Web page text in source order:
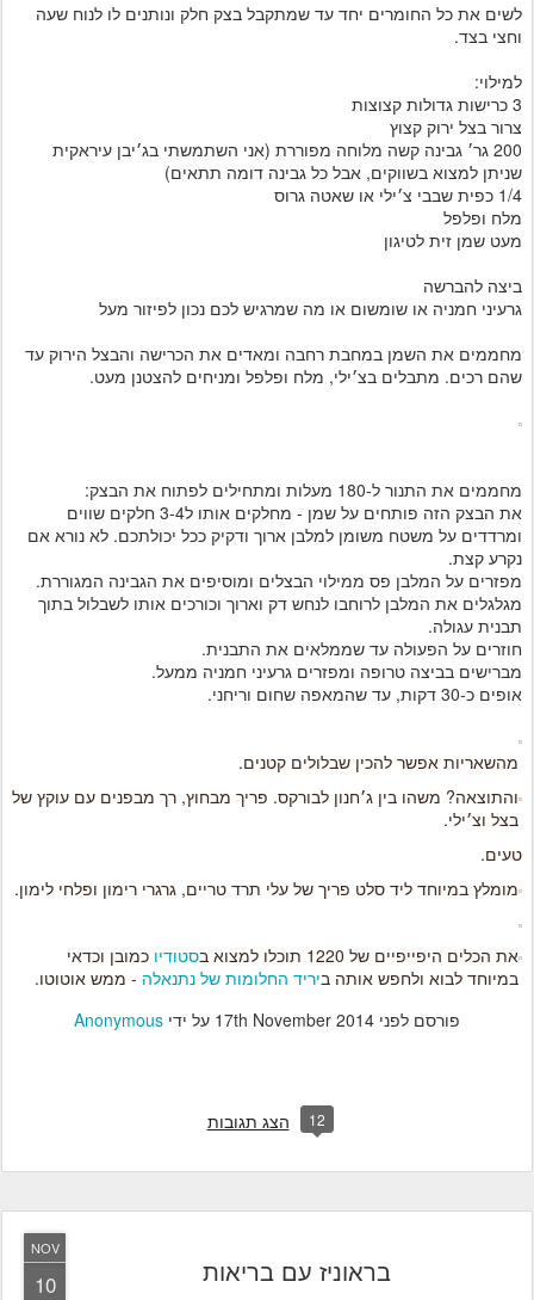
לשים את כל החומרים יחד עד שמתקבל בצק חלק ונותנים לו לנוח שעה
וחצי בצד.
למילוי:
3 כרישות גדולות קצוצות
צרור בצל ירוק קצוץ
200 גר׳ גבינה קשה מלוחה מפוררת (אני השתמשתי בג׳יבן עיראקית
שניתן למצוא בשווקים, אבל כל גבינה דומה תתאים)
1/4 כפית שבבי צ׳ילי או שאטה גרוס
מלח ופלפל
מעט שמן זית לטיגון
ביצה להברשה
גרעיני חמניה או שומשום או מה שמרגיש לכם נכון לפיזור מעל
מחממים את השמן במחבת רחבה ומאדים את הכרישה והבצל הירוק עד
שהם רכים. מתבלים בצ׳ילי, מלח ופלפל ומניחים להצטנן מעט.
מחממים את התנור ל-180 מעלות ומתחילים לפתוח את הבצק:
את הבצק הזה פותחים על שמן - מחלקים אותו ל3-4 חלקים שווים
ומרדדים על משטח משומן למלבן ארוך ודקיק ככל יכולתכם. לא נורא אם
נקרע קצת.
מפזרים על המלבן פס ממילוי הבצלים ומוסיפים את הגבינה המגוררת.
מגלגלים את המלבן לרוחבו לנחש דק וארוך וכורכים אותו לשבלול בתוך
תבנית עגולה.
חוזרים על הפעולה עד שממלאים את התבנית.
מברישים בביצה טרופה ומפזרים גרעיני חמניה ממעל.
אופים כ-30 דקות, עד שהמאפה שחום וריחני.
מהשאריות אפשר להכין שבלולים קטנים.
והתוצאה? משהו בין ג׳חנון לבורקס. פריך מבחוץ, רך מבפנים עם עוקץ של
בצל וצ׳ילי.
טעים.
מומלץ במיוחד ליד סלט פריך של עלי תרד טריים, גרגרי רימון ופלחי לימון.
את הכלים היפייפיים של 1220 תוכלו למצוא ב סטודיו כמובן וכדאי
במיוחד לבוא ולחפש אותה ביריד החלומות של נתנאלה - ממש אוטוטו.
פורסם לפני 17th November 2014 על ידי Anonymous
12 הצג תגובות
NOV
10 בראוניז עם בריאות